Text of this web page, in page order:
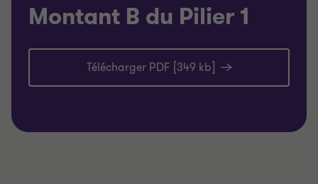
Montant B du Pilier 1
Télécharger PDF [349 kb]